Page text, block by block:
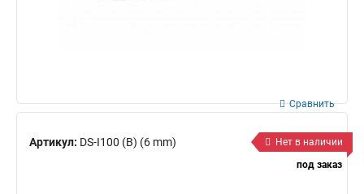
Артикул: DS-I100 (B) (6 mm)
Сравнить
Нет в наличии
под заказ